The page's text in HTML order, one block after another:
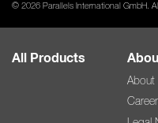
© 2026 Parallels International GmbH.
All Products
About